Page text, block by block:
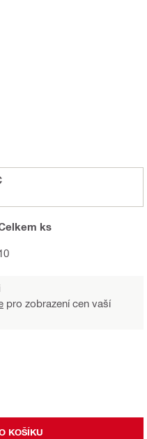
ks
pro zobrazení cen vaší
KOŠÍKU